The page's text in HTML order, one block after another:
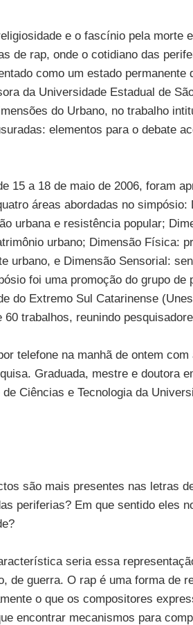
e o fascínio pela morte
de rap, onde o cotidiano das
como um estado permanente
da Universidade Estadual de
do Urbano, no trabalho
elementos para o debate
15 a 18 de maio de 2006, foram
áreas abordadas no simpósio:
urbana e resistência popular;
urbano; Dimensão Física:
urbano, e Dimensão Sensorial:
foi uma promoção do grupo de
do Extremo Sul Catarinense
60 trabalhos, reunindo
telefone na manhã de ontem
Graduada, mestre e doutora
Ciências e Tecnologia da
são mais presentes nas letras
periferias? Em que sentido eles
seria essa
de guerra. O rap é uma forma de
o que os compositores
encontrar mecanismos para